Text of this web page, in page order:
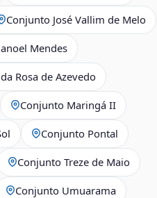
Conjunto José Vallim de Melo
Mendes
Rosa de Azevedo
Conjunto Maringá II
Conjunto Pontal
Conjunto Treze de Maio
Conjunto Umuarama